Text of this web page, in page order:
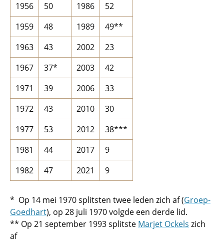
1956
50 1986
52
1959
48 1989
49**
1963
43 2002
23
1967
37* 2003
42
1971
39 2006
33
1972
43 2010
30
1977
53 2012
38***
1981
44 2017
9
1982
47 2021 9
* Op 14 mei 1970 splitsten twee leden zich af (Groep-
Goedhart), op 28 juli 1970 volgde een derde lid.
** Op 21 september 1993 splitste Marjet Ockels zich
af